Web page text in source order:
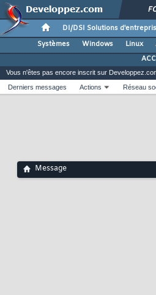
DI/DSI Solutions
Systèmes
Windows Linux
Vous n'êtes pas encore inscrit sur
Derniers messages
Actions Réseau
Message